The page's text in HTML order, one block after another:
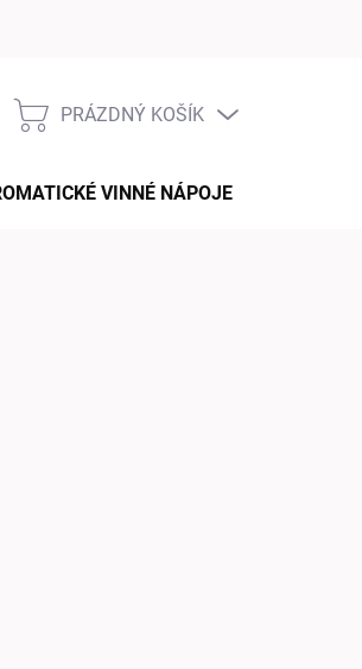
NÁKUPNÍ
PRÁZDNÝ KOŠÍK
VINNÉ NÁPOJE